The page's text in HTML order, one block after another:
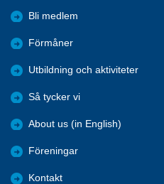
Bli medlem
Förmåner
Utbildning och aktiviteter
Så tycker vi
About us (in English)
Föreningar
Kontakt